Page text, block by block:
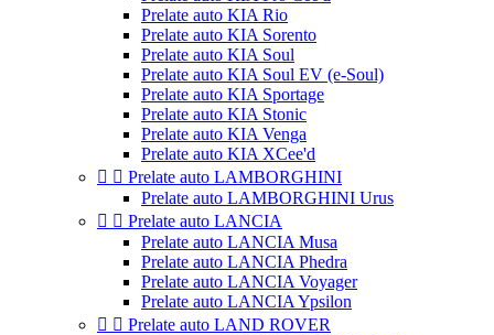
Prelate auto KIA Rio
Prelate auto KIA Sorento
Prelate auto KIA Soul
Prelate auto KIA Soul EV (e-Soul)
Prelate auto KIA Sportage
Prelate auto KIA Stonic
Prelate auto KIA Venga
Prelate auto KIA XCee'd
  Prelate auto LAMBORGHINI
Prelate auto LAMBORGHINI Urus
  Prelate auto LANCIA
Prelate auto LANCIA Musa
Prelate auto LANCIA Phedra
Prelate auto LANCIA Voyager
Prelate auto LANCIA Ypsilon
  Prelate auto LAND ROVER